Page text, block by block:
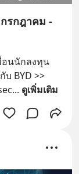
รกฎาคม -
อนนักลงทุน
... ดูเพิ่มเติม